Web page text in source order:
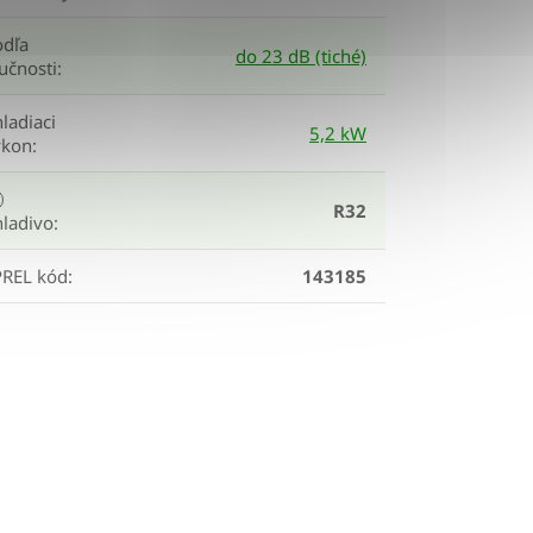
: do 23 dB (tiché)
: 5,2 kW
: R32
kód: 143185